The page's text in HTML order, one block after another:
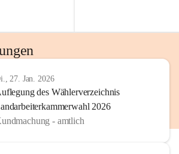
27. Jan. 2026
des Wählerverzeichnis
2026
- amtlich